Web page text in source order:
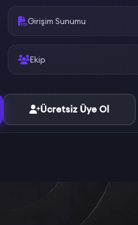
Girişim Sunumu
Ekip
Ücretsiz Üye Ol